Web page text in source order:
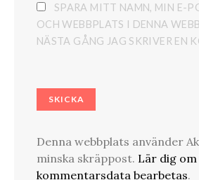
SPARA MITT NAMN, MIN E-
OCH WEBBPLATS I DENNA
NÄSTA GÅNG JAG SKRIVER EN
Denna webbplats använder
minska skräppost. Lär dig
kommentarsdata bearbetas.